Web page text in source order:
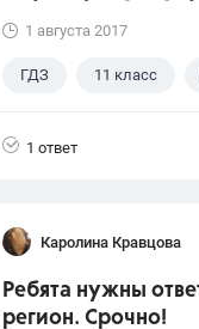
1 августа 2017
ГДЗ 11 класс
1 ответ
Каролина Кравцова
Ребята нужны
регион. Срочно!